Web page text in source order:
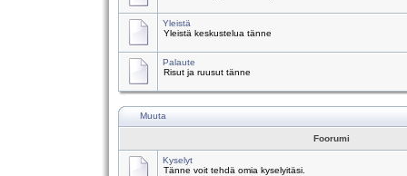
Yleistä
Yleistä keskustelua tänne
Palaute
Risut ja ruusut tänne
Muuta
Foorumi
Kyselyt
Tänne voit tehdä omia kyselyitäsi.